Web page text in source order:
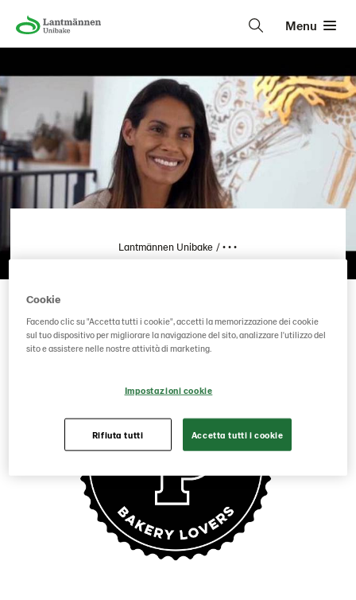
Menu
Lantmännen Unibake • • •
Cookie
Facendo clic su "Accetta tutti i cookie", accetti la memorizzazione dei cookie
sul tuo dispositivo per migliorare la navigazione del sito, analizzare l'utilizzo del
sito e assistere nelle nostre attività di marketing.
Impostazioni cookie
Rifiuta tutti Accetta tutti i cookie